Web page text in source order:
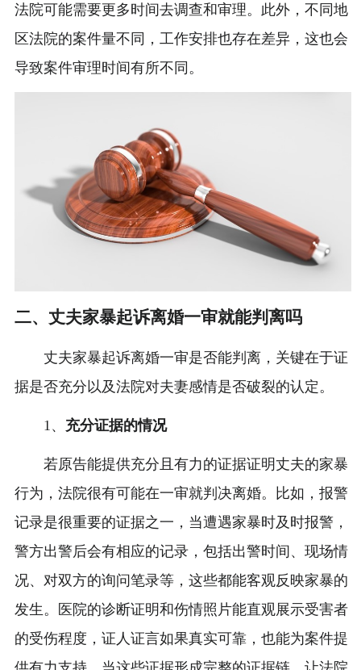
法院可能需要更多时间去调查和审理。此外，不同地
区法院的案件量不同，工作安排也存在差异，这也会
导致案件审理时间有所不同。
二、丈夫家暴起诉离婚一审就能判离吗
丈夫家暴起诉离婚一审是否能判离，关键在于证
据是否充分以及法院对夫妻感情是否破裂的认定。
1、 充分证据的情况
若原告能提供充分且有力的证据证明丈夫的家暴
行为，法院很有可能在一审就判决离婚。比如，报警
记录是很重要的证据之一，当遭遇家暴时及时报警，
警方出警后会有相应的记录，包括出警时间、现场情
况、对双方的询问笔录等，这些都能客观反映家暴的
发生。医院的诊断证明和伤情照片能直观展示受害者
的受伤程度，证人证言如果真实可靠，也能为案件提